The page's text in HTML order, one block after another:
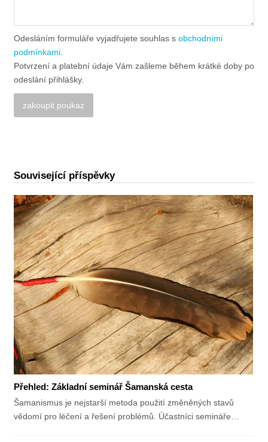
Odesláním formuláře vyjadřujete souhlas s obchodními
podmínkami.
Potvrzení a platební údaje Vám zašleme během krátké doby po
odeslání přihlášky.
Související příspěvky
Přehled: Základní seminář Šamanská cesta
Šamanismus je nejstarší metoda použití změněných stavů
vědomí pro léčení a řešení problémů. Účastníci semináře…